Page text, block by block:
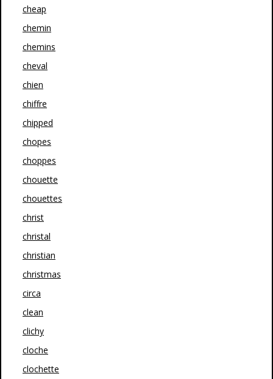
cheap
chemin
chemins
cheval
chien
chiffre
chipped
chopes
choppes
chouette
chouettes
christ
christal
christian
christmas
circa
clean
clichy
cloche
clochette